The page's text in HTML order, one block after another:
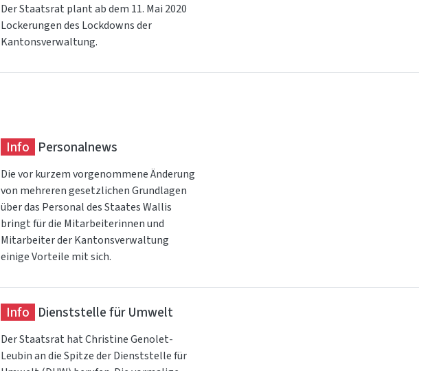
Der Staatsrat plant ab dem 11. Mai 2020
Lockerungen des Lockdowns der
Kantonsverwaltung.
Info Personalnews
Die vor kurzem vorgenommene Änderung
von mehreren gesetzlichen Grundlagen
über das Personal des Staates Wallis
bringt für die Mitarbeiterinnen und
Mitarbeiter der Kantonsverwaltung
einige Vorteile mit sich.
Info Dienststelle für Umwelt
Der Staatsrat hat Christine Genolet-
Leubin an die Spitze der Dienststelle für